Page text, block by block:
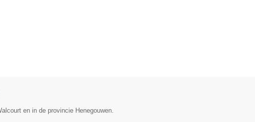
en in de provincie Henegouwen.